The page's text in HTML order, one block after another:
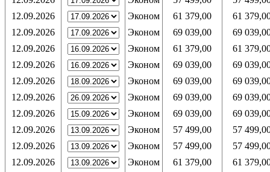
12.09.2026
Эконом 61 379,00
61
12.09.2026
Эконом 69 039,00
69
12.09.2026
Эконом 61 379,00
61
12.09.2026
Эконом 69 039,00
69
12.09.2026
Эконом 69 039,00
69
12.09.2026
Эконом 69 039,00
69
12.09.2026
Эконом 69 039,00
69
12.09.2026
Эконом 57 499,00
57
12.09.2026
Эконом 57 499,00
57
12.09.2026
Эконом 61 379,00
61